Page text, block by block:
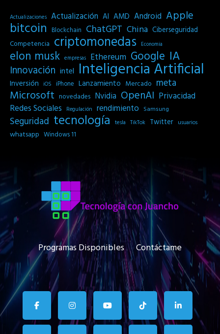
Actualizaciones Actualización AI AMD Android Apple
bitcoin Blockchain ChatGPT China Ciberseguridad
Competencia criptomonedas Economia
elon musk empresas Ethereum Google IA
Innovación intel Inteligencia Artificial
Inversión iOS iPhone Lanzamiento Mercado meta
Microsoft novedades Nvidia OpenAI Privacidad
Redes Sociales
Regulación rendimiento Samsung
Seguridad tecnología tesla TikTok Twitter usuarios
whatsapp Windows 11
Programas Disponibles Contáctame